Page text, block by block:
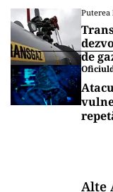
Puterea
de
Alte